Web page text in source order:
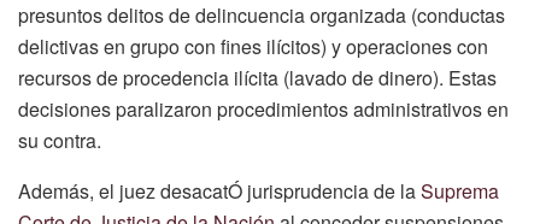
presuntos delitos de delincuencia organizada (conductas
delictivas en grupo con fines ilícitos) y operaciones con
recursos de procedencia ilícita (lavado de dinero). Estas
decisiones paralizaron procedimientos administrativos en
su contra.
Además, el juez desacatÓ jurisprudencia de laSuprema